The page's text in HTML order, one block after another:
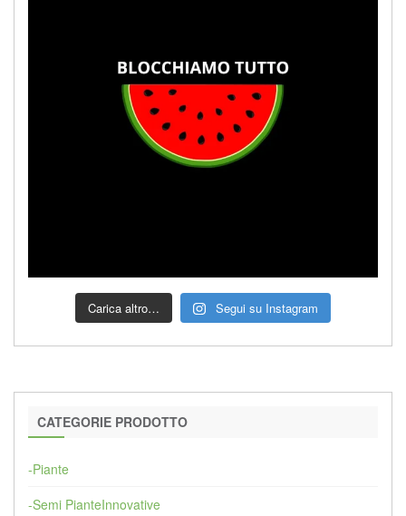
Carica altro… Segui su Instagram
CATEGORIE PRODOTTO
-Piante
-Semi PianteInnovative